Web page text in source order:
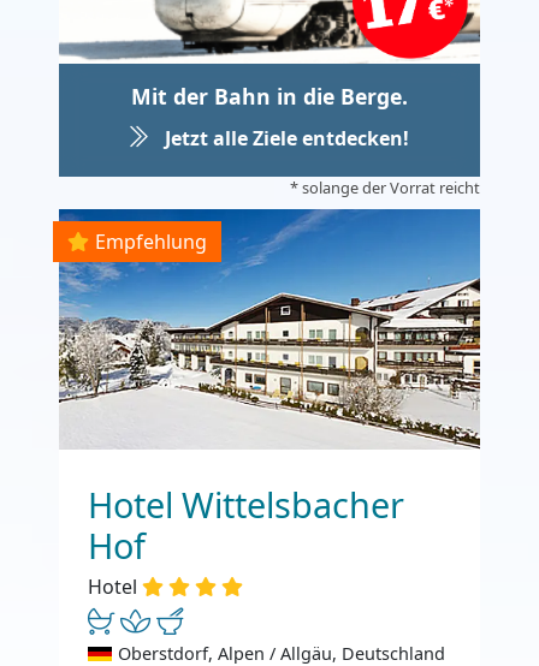
Mit der Bahn in die Berge.
Jetzt alle Ziele entdecken!
* solange der Vorrat reicht
Empfehlung
Hotel Wittelsbacher
Hof
Hotel
Oberstdorf, Alpen / Allgäu, Deutschland